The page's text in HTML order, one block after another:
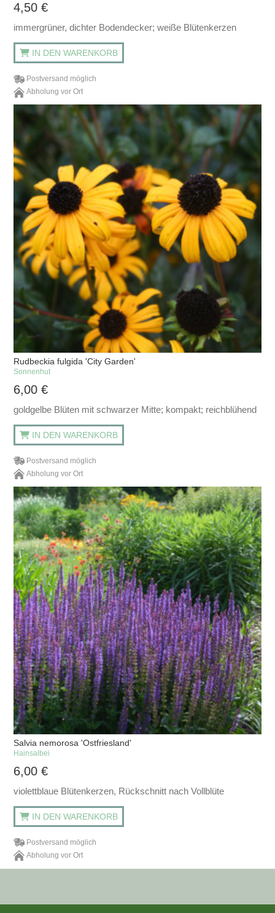
4,50€
immergrüner, dichter Bodendecker; weiße Blütenkerzen
IN DEN WARENKORB
Postversand möglich
Abholung vor Ort
Rudbeckia fulgida 'City Garden'
Sonnenhut
6,00€
goldgelbe Blüten mit schwarzer Mitte; kompakt; reichblühend
IN DEN WARENKORB
Postversand möglich
Abholung vor Ort
Salvia nemorosa 'Ostfriesland'
Hainsalbei
6,00€
violettblaue Blütenkerzen, Rückschnitt nach Vollblüte
IN DEN WARENKORB
Postversand möglich
Abholung vor Ort